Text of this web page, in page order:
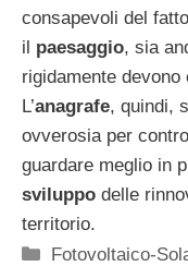
consapevoli del
il paesaggio, sia
rigidamente
L’anagrafe, quindi,
ovverosia per
guardare meglio in
sviluppo delle
territorio.
Categorie
Fotovoltaico-